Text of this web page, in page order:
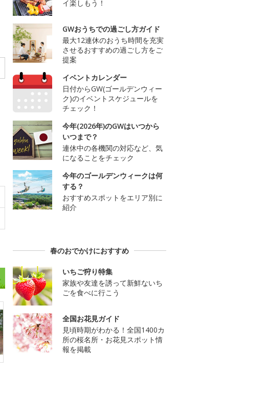
イ楽しもう！
GWおうちでの過ごし方ガイド
最大12連休のおうち時間を充実
させるおすすめの過ごし方をご
提案
イベントカレンダー
日付からGW(ゴールデンウィー
ク)のイベントスケジュールを
チェック！
今年(2026年)のGWはいつから
いつまで？
連休中の各機関の対応など、気
になることをチェック
今年のゴールデンウィークは何
する？
おすすめスポットをエリア別に
紹介
春のおでかけにおすすめ
いちご狩り特集
家族や友達を誘って新鮮ないち
ごを食べに行こう
全国お花見ガイド
見頃時期がわかる！全国1400カ
所の桜名所・お花見スポット情
報を掲載